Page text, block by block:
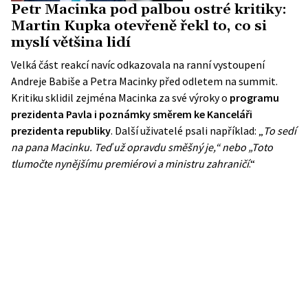
Petr Macinka pod palbou ostré kritiky:
Martin Kupka otevřeně řekl to, co si
myslí většina lidí
Velká část reakcí navíc odkazovala na ranní vystoupení
Andreje Babiše a Petra Macinky před odletem na summit.
Kritiku sklidil zejména Macinka za své výroky o programu
prezidenta Pavla i poznámky směrem ke Kanceláři
prezidenta republiky. Další uživatelé psali například: „ To sedí
na pana Macinku. Teď už opravdu směšný je,“ nebo „Toto
tlumočte nynějšímu premiérovi a ministru zahraničí.“